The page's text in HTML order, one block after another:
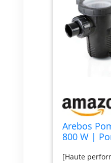
Arebos
800 W |
19000 l/h
[Haute